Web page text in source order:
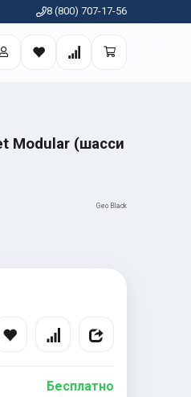
8 (800) 707-17-56
Modular (шасси
Geo Black
Бесплатно